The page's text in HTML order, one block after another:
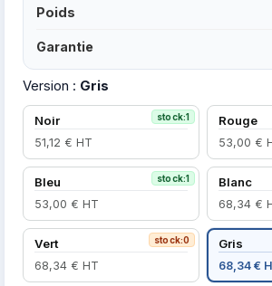
Poids
Garantie
Version : Gris
stock:1
Noir
51,12 € HT
Rouge
53,00 €
stock:1
Bleu
53,00 € HT
Blanc
68,34 €
stock:0
Vert
68,34 € HT
Gris
68,34 €